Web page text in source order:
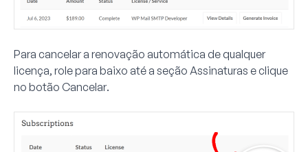
Para cancelar a renovação automática de qualquer
licença, role para baixo até a seção Assinaturas e clique
no botão Cancelar.